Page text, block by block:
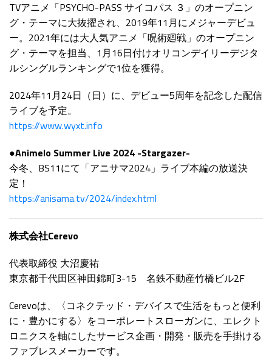
TVアニメ「PSYCHO-PASS サイコパス ３」のオープニン
グ・テーマに大抜擢され、2019年11月にメジャーデビュ
ー。2021年には大人気アニメ「呪術廻戦」のオープニン
グ・テーマを担当、1月16日付けオリコンデイリーデジタ
ルシングルランキングで1位を獲得。
2024年11月24日（日）に、デビュー5周年を記念した配信
ライブを予定。
https://www.wyxt.info
●Animelo Summer Live 2024 -Stargazer-
今冬、BS11にて「アニサマ2024」ライブ本編の放送決
定！
https://anisama.tv/2024/index.html
株式会社Cerevo
代表取締役 大沼慶祐
東京都千代田区神田錦町3-15 名鉄不動産竹橋ビル2F
Cerevoは、〈コネクテッド・デバイスで生活をもっと便利
に・豊かにする〉をコーポレートスローガンに、エレクト
ロニクスを軸にしたサービス企画・開発・販売を手掛ける
ファブレスメーカーです。